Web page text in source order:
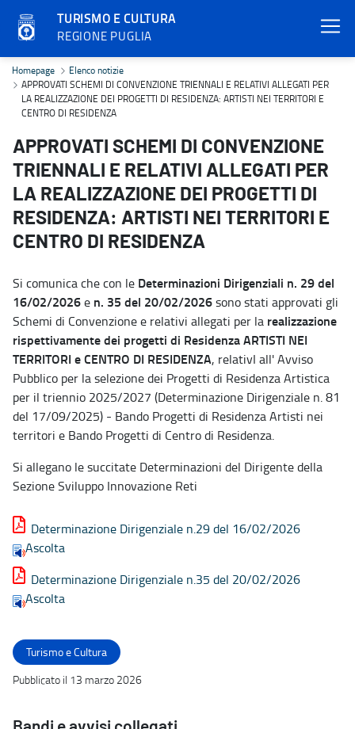
TURISMO E CULTURA
REGIONE PUGLIA
APPROVATI SCHEMI DI CONVENZIONE TRIENNALI E RELATIVI
Homepage
Elenco notizie
APPROVATI SCHEMI DI CONVENZIONE TRIENNALI E RELATIVI ALLEGATI PER
LA REALIZZAZIONE DEI PROGETTI DI RESIDENZA: ARTISTI NEI TERRITORI E
CENTRO DI RESIDENZA
APPROVATI SCHEMI DI CONVENZIONE
TRIENNALI E RELATIVI ALLEGATI PER
LA REALIZZAZIONE DEI PROGETTI DI
RESIDENZA: ARTISTI NEI TERRITORI E
CENTRO DI RESIDENZA
Si comunica che con le Determinazioni Dirigenziali n. 29 del
16/02/2026e n. 35 del 20/02/2026sono stati approvati gli
Schemi di Convenzione e relativi allegati per la realizzazione
rispettivamente dei progetti di Residenza ARTISTI NEI
TERRITORI e CENTRO DI RESIDENZA, relativI all' Avviso
Pubblico per la selezione dei Progetti di Residenza Artistica
per il triennio 2025/2027 (Determinazione Dirigenziale n. 81
del 17/09/2025) - Bando Progetti di Residenza Artisti nei
territori e Bando Progetti di Centro di Residenza.
Si allegano le succitate Determinazioni del Dirigente della
Sezione Sviluppo Innovazione Reti
Determinazione Dirigenziale n.29 del 16/02/2026
Ascolta
Determinazione Dirigenziale n.35 del 20/02/2026
Ascolta
Turismo e Cultura
Pubblicato il 13 marzo 2026